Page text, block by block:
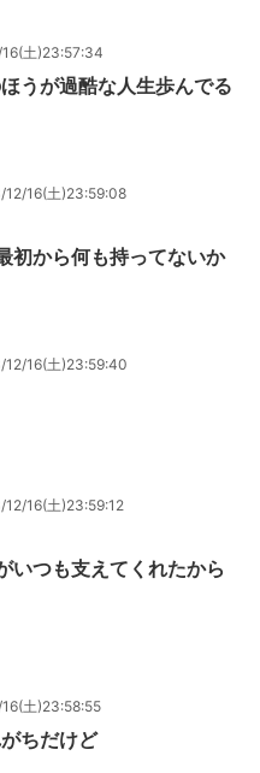
土)23:57:34
うが過酷な人生歩んでる
12/16(土)23:59:08
初から何も持ってないか
12/16(土)23:59:40
12/16(土)23:59:12
いつも支えてくれたから
土)23:58:55
ちだけど